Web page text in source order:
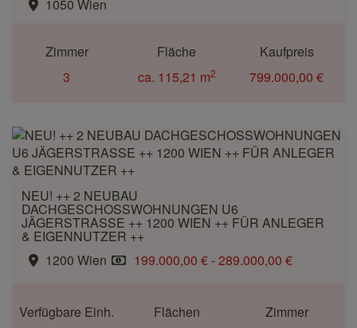
1050 Wien
Zimmer
3
Fläche
ca. 115,21 m2
Kaufpreis
799.000,00 €
NEU! ++ 2 NEUBAU
DACHGESCHOSSWOHNUNGEN U6
JÄGERSTRASSE ++ 1200 WIEN ++ FÜR ANLEGER
& EIGENNUTZER ++
1200 Wien
199.000,00 € - 289.000,00 €
Verfügbare Einh. Flächen Zimmer